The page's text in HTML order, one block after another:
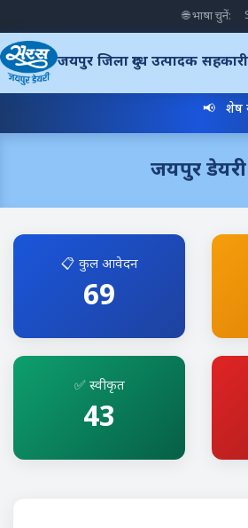
🌐 भाषा चुनें:
जयपुर जिला दुग्ध उत्पादक
📢 शेष
जयपुर डेयरी
📋 कुल आवेदन
69
✅ स्वीकृत
43